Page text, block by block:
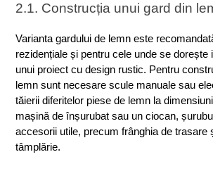
2.1. Construcția unui gard din
Varianta gardului de lemn este
rezidențiale și pentru cele unde se dorește
unui proiect cu design rustic. Pentru
lemn sunt necesare scule manuale sau
tăierii diferitelor piese de lemn la
mașină de înșurubat sau un ciocan,
accesorii utile, precum frânghia de trasare
tâmplărie.